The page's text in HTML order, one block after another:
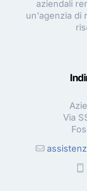
aziendali
un'agenzia di
Via